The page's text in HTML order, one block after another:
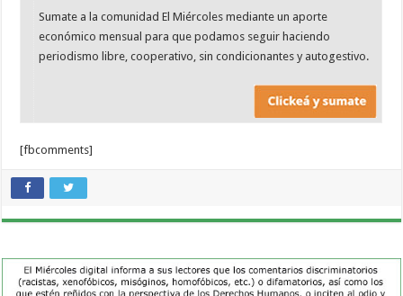
Sumate a la comunidad El Miércoles mediante un aporte
económico mensual para que podamos seguir haciendo
periodismo libre, cooperativo, sin condicionantes y autogestivo.
[fbcomments]